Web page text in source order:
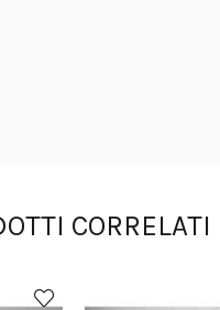
CORRELATI